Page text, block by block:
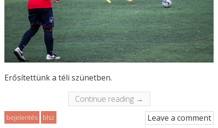
Erősítettünk a téli szünetben.
Continue reading →
bejelentés blsz Leave a comment